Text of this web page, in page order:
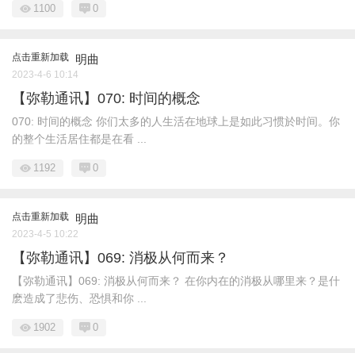
1100 0
点击重新加载 明曲
2023-4-6 10:14
【弥勒通讯】070: 时间的概念
070: 时间的概念 你们太多的人生活在地球上是如此习惯於时间。你
的整个生活居住都是在看 ...
1192 0
点击重新加载 明曲
2023-4-5 10:22
【弥勒通讯】069: 消极从何而来？
【弥勒通讯】069: 消极从何而来？ 在你内在的消极从哪里来？是什
麽造成了悲伤、恐惧和你 ...
1902 0